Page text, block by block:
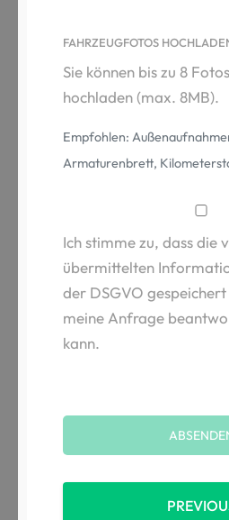
FAHRZEUGFOTOS
Sie können bis zu 8
hochladen (max. 8MB).
Empfohlen:
Armaturenbrett,
Ich stimme zu, dass die
übermittelten
der DSGVO
meine Anfrage
kann.